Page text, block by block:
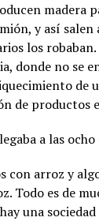
madera
y así salen
los
donde no se
de
de productos
a las ocho
con arroz y
Todo es de
una